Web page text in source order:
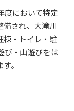
度において特定
備され、大滝川
棟・トイレ・駐
び・山遊びをは
。